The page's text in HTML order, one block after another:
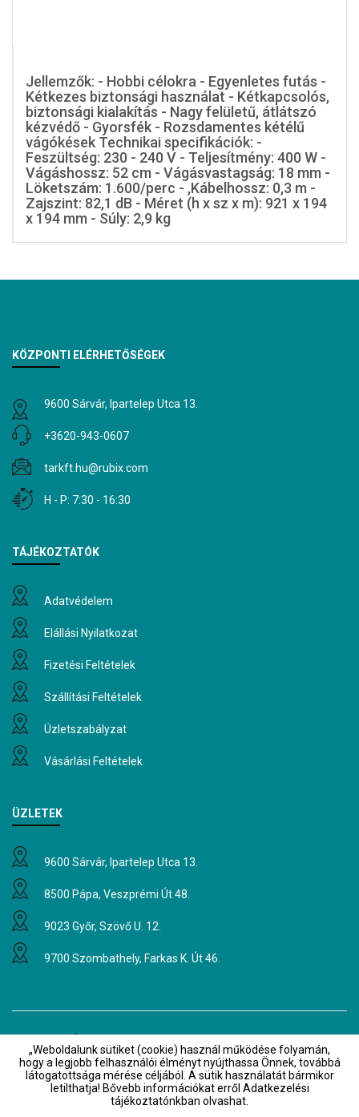
„Weboldalunk sütiket (cookie) használ működése folyamán,
hogy a legjobb felhasználói élményt nyújthassa Önnek, továbbá
látogatottsága mérése céljából. A sütik használatát bármikor
letilthatja! Bővebb információkat erről Adatkezelési
tájékoztatónkban olvashat.
Jellemzők: - Hobbi célokra - Egyenletes futás -
Kétkezes biztonsági használat - Kétkapcsolós,
biztonsági kialakítás - Nagy felületű, átlátszó
kézvédő - Gyorsfék - Rozsdamentes kétélű
vágókések Technikai specifikációk: -
Feszültség: 230 - 240 V - Teljesítmény: 400 W -
Vágáshossz: 52 cm - Vágásvastagság: 18 mm -
Löketszám: 1.600/perc - ,Kábelhossz: 0,3 m -
Zajszint: 82,1 dB - Méret (h x sz x m): 921 x 194
x 194 mm - Súly: 2,9 kg
KÖZPONTI ELÉRHETŐSÉGEK
9600 Sárvár, Ipartelep Utca 13.
+3620-943-0607
tarkft.hu@rubix.com
H - P: 7:30 - 16:30
TÁJÉKOZTATÓK
Adatvédelem
Elállási Nyilatkozat
Fizetési Feltételek
Szállítási Feltételek
Üzletszabályzat
Vásárlási Feltételek
ÜZLETEK
9600 Sárvár, Ipartelep Utca 13.
8500 Pápa, Veszprémi Út 48.
9023 Győr, Szövő U. 12.
9700 Szombathely, Farkas K. Út 46.
Hírlevél
Értesüljön elsőként akcióinkról és
híreinkről!